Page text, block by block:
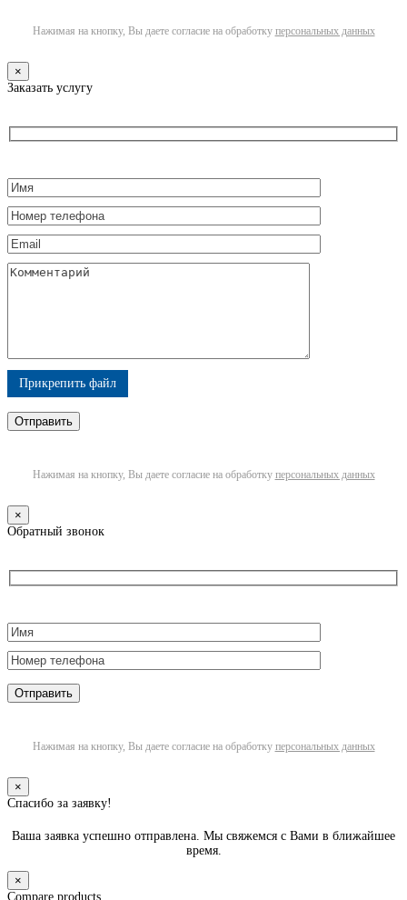
Нажимая на кнопку, Вы даете согласие на обработку персональных данных
×
Заказать услугу
Прикрепить файл
Нажимая на кнопку, Вы даете согласие на обработку персональных данных
×
Обратный звонок
Нажимая на кнопку, Вы даете согласие на обработку персональных данных
×
Спасибо за заявку!
Ваша заявка успешно отправлена. Мы свяжемся с Вами в ближайшее
время.
×
Compare products